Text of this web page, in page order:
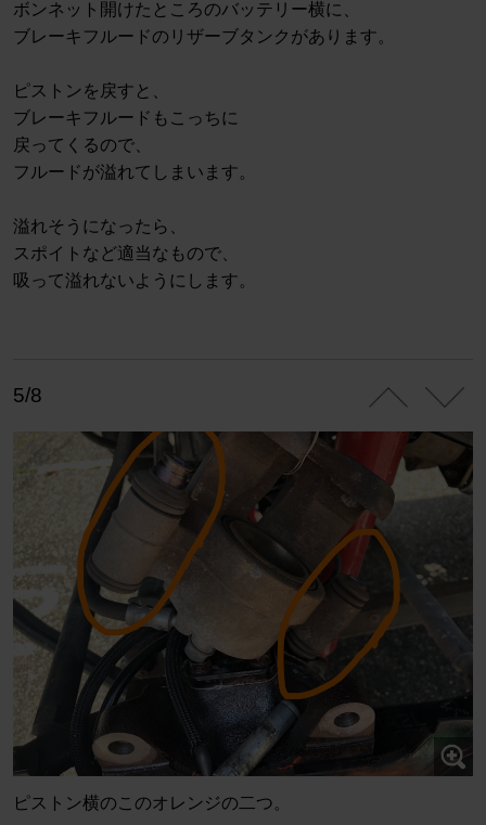
ボンネット開けたところのバッテリー横に、
ブレーキフルードのリザーブタンクがあります。
ピストンを戻すと、
ブレーキフルードもこっちに
戻ってくるので、
フルードが溢れてしまいます。
溢れそうになったら、
スポイトなど適当なもので、
吸って溢れないようにします。
5/8
ピストン横のこのオレンジの二つ。